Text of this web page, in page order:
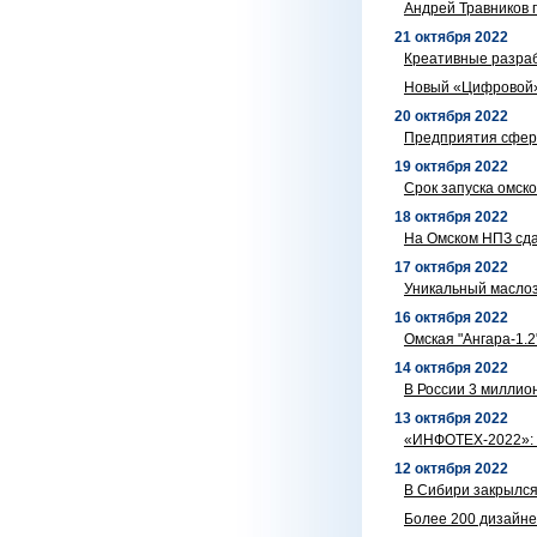
Андрей Травников
21 октября 2022
Креативные
Новый
20 октября 2022
Предприятия
19 октября 2022
Срок запуска
18 октября 2022
На Омском НПЗ
17 октября 2022
Уникальный
16 октября 2022
Омская "Ангара-
14 октября 2022
В России 3
13 октября 2022
«ИНФОТЕХ-2022»:
12 октября 2022
В Сибири
Более 200